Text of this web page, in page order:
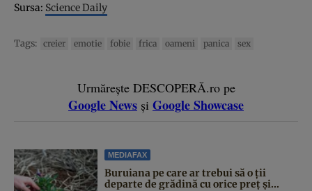
Sursa: Science Daily
Tags: creier emotie fobie frica oameni panica sex
Urmărește DESCOPERĂ.ro pe
Google News și Google Showcase
MEDIAFAX
Buruiana pe care ar trebui să o ții
departe de grădină cu orice preț și...